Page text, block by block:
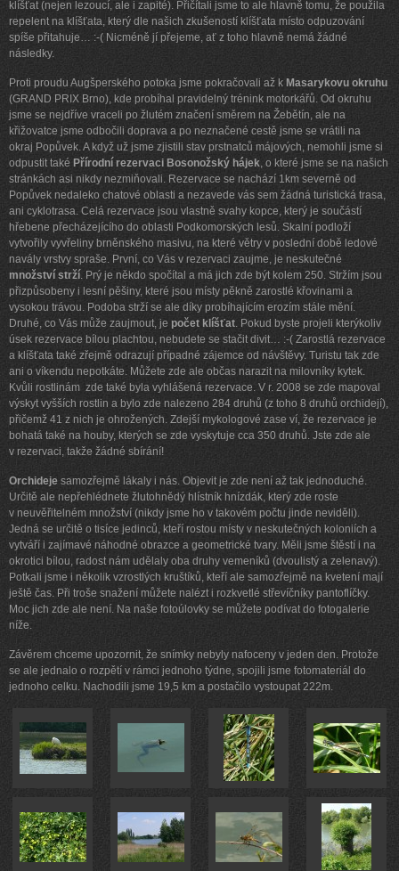
klíšťat (nejen lezoucí, ale i zapité). Přičítali jsme to ale hlavně tomu, že použila
repelent na klíšťata, který dle našich zkušeností klíšťata místo odpuzování
spíše přitahuje… :-( Nicméně jí přejeme, ať z toho hlavně nemá žádné
následky.
Proti proudu Augšperského potoka jsme pokračovali až k Masarykovu okruhu
(GRAND PRIX Brno), kde probíhal pravidelný trénink motorkářů. Od okruhu
jsme se nejdříve vraceli po žlutém značení směrem na Žebětín, ale na
křižovatce jsme odbočili doprava a po neznačené cestě jsme se vrátili na
okraj Popůvek. A když už jsme zjistili stav prstnatců májových, nemohli jsme si
odpustit také Přírodní rezervaci Bosonožský hájek, o které jsme se na našich
stránkách asi nikdy nezmiňovali. Rezervace se nachází 1km severně od
Popůvek nedaleko chatové oblasti a nezavede vás sem žádná turistická trasa,
ani cyklotrasa. Celá rezervace jsou vlastně svahy kopce, který je součástí
hřebene přecházejícího do oblasti Podkomorských lesů. Skalní podloží
vytvořily vyvřeliny brněnského masivu, na které větry v poslední době ledové
navály vrstvy spraše. První, co Vás v rezervaci zaujme, je neskutečné
množství strží. Prý je někdo spočítal a má jich zde být kolem 250. Stržím jsou
přizpůsobeny i lesní pěšiny, které jsou místy pěkně zarostlé křovinami a
vysokou trávou. Podoba strží se ale díky probíhajícím erozím stále mění.
Druhé, co Vás může zaujmout, je počet klíšťat. Pokud byste projeli kterýkoliv
úsek rezervace bílou plachtou, nebudete se stačit divit… :-( Zarostlá rezervace
a klíšťata také zřejmě odrazují případné zájemce od návštěvy. Turistu tak zde
ani o víkendu nepotkáte. Můžete zde ale občas narazit na milovníky kytek.
Kvůli rostlinám zde také byla vyhlášená rezervace. V r. 2008 se zde mapoval
výskyt vyšších rostlin a bylo zde nalezeno 284 druhů (z toho 8 druhů orchidejí),
přičemž 41 z nich je ohrožených. Zdejší mykologové zase ví, že rezervace je
bohatá také na houby, kterých se zde vyskytuje cca 350 druhů. Jste zde ale
v rezervaci, takže žádné sbírání!
Orchideje samozřejmě lákaly i nás. Objevit je zde není až tak jednoduché.
Určitě ale nepřehlédnete žlutohnědý hlístník hnízdák, který zde roste
v neuvěřitelném množství (nikdy jsme ho v takovém počtu jinde neviděli).
Jedná se určitě o tisíce jedinců, kteří rostou místy v neskutečných koloniích a
vytváří i zajímavé náhodné obrazce a geometrické tvary. Měli jsme štěstí i na
okrotici bílou, radost nám udělaly oba druhy vemeníků (dvoulistý a zelenavý).
Potkali jsme i několik vzrostlých kruštíků, kteří ale samozřejmě na kvetení mají
ještě čas. Při troše snažení můžete nalézt i rozkvetlé střevíčníky pantoflíčky.
Moc jich zde ale není. Na naše fotoúlovky se můžete podívat do fotogalerie
níže.
Závěrem chceme upozornit, že snímky nebyly nafoceny v jeden den. Protože
se ale jednalo o rozpětí v rámci jednoho týdne, spojili jsme fotomateriál do
jednoho celku. Nachodili jsme 19,5 km a postačilo vystoupat 222m.